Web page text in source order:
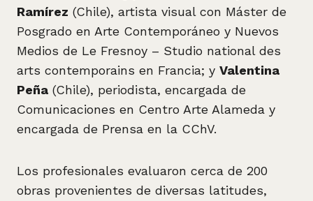
Ramírez (Chile), artista visual con Máster de
Posgrado en Arte Contemporáneo y Nuevos
Medios de Le Fresnoy – Studio national des
arts contemporains en Francia; y Valentina
Peña (Chile), periodista, encargada de
Comunicaciones en Centro Arte Alameda y
encargada de Prensa en la CChV.
Los profesionales evaluaron cerca de 200
obras provenientes de diversas latitudes,